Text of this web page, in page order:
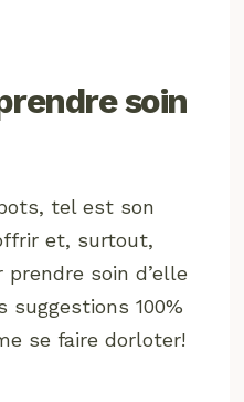
soin
tel est son
et, surtout,
soin d’elle
suggestions 100%
se faire dorloter!